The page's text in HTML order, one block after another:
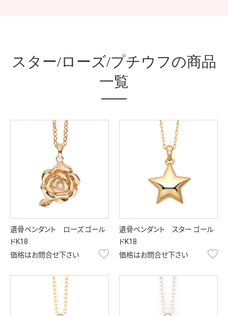
スター/ローズ/プチウフの商品
一覧
遺骨ペンダント ローズ ゴール
ドK18
価格はお問合せ下さい
お気に入り
遺骨ペンダント スター ゴール
ドK18
価格はお問合せ下さい